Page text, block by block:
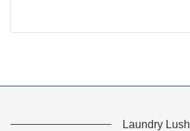
Laundry Lush